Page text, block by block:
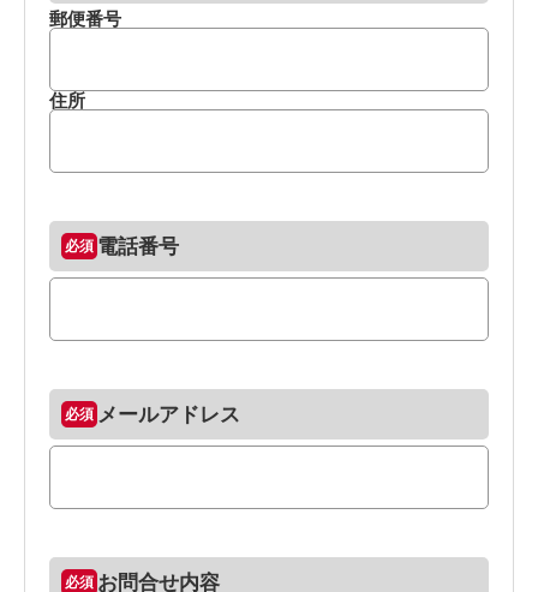
郵便番号
住所
電話番号
メールアドレス
お問合せ内容